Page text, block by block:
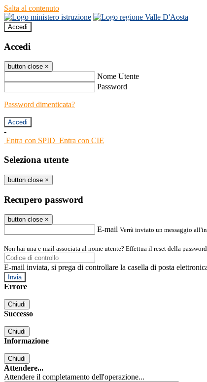
Salta al contenuto
Accedi
Accedi
button close ×
Nome Utente
Password
Password dimenticata?
-
Entra con SPID Entra con CIE
Seleziona utente
button close ×
Recupero password
button close ×
E-mail Verrà inviato un messaggio
Non hai una e-mail associata al nome utente? Effettua il reset della
E-mail inviata, si prega di controllare la casella di posta
Errore
Chiudi
Successo
Chiudi
Informazione
Chiudi
Attendere...
Attendere il completamento dell'operazione...